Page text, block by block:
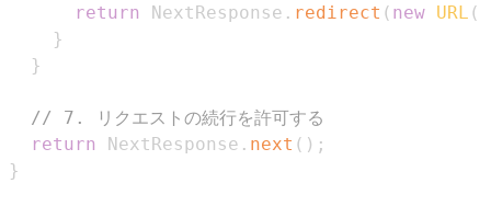
return
NextResponse . redirect ( new URL (
}
}
// 7. リクエストの続行を許可する
return
NextResponse . next ( ) ;
}